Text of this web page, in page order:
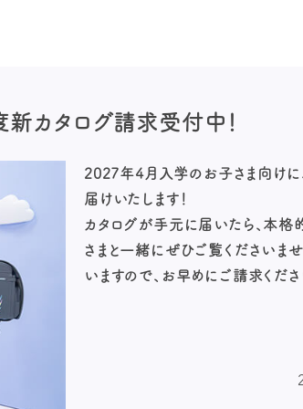
カタログ請求受付中！
2027年4月入学のお子さま向け
届けいたします！
カタログが手元に届いたら、本格
さまと一緒にぜひご覧くださいま
いますので、お早めにご請求くださ